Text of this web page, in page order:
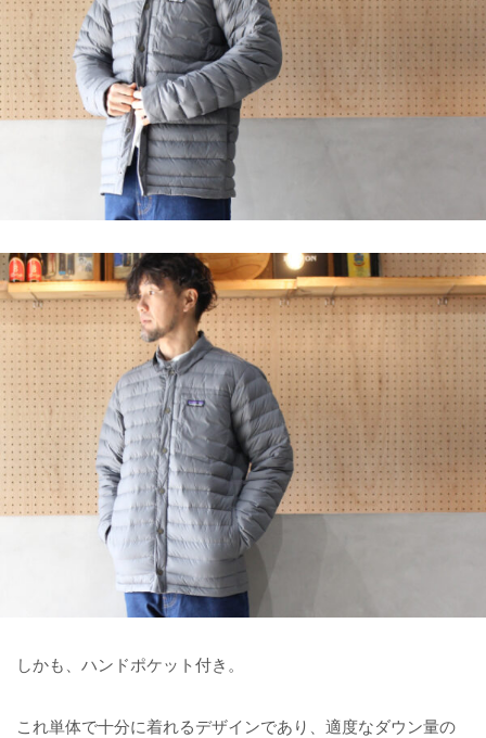
しかも、ハンドポケット付き。
これ単体で十分に着れるデザインであり、適度なダウン量の